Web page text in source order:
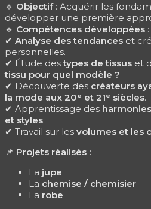
🔹 Objectif: Acquérir les
développer une première
🔹 Compétences développées :
✔ Analyse des tendances et
personnelles.
✔ Étude destypes de tissus et
tissu pour quel modèle ?
✔ Découverte des créateurs
la mode aux 20ᵉ et 21ᵉ siècles.
✔ Apprentissage des
et styles.
✔ Travail sur les volumes et les
📌 Projets réalisés :
La jupe
La chemise / chemisier
La robe